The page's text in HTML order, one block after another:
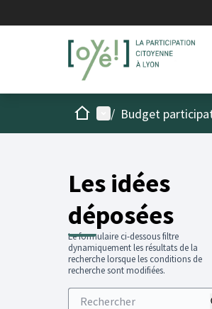
AccueilMenu principal
/ Budget
Les idées
déposées
Le formulaire ci-dessous filtre
dynamiquement les résultats de la
recherche lorsque les conditions de
recherche sont modifiées.